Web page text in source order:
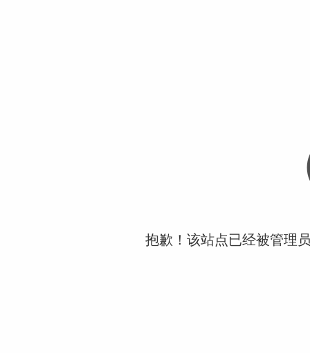
抱歉！该站点已经被管理